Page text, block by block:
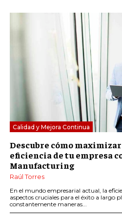
Calidad y Mejora Continua
Descubre cómo
eficiencia de tu empresa
Manufacturing
Raúl Torres
En el mundo empresarial actual, la
aspectos cruciales para el éxito a largo
constantemente maneras...